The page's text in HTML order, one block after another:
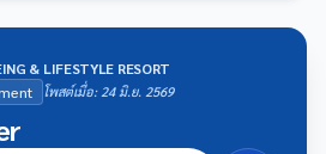
& LIFESTYLE RESORT
โพสต์เมื่อ: 24 มิ.ย. 2569